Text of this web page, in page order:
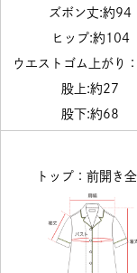
ズボン丈:約94
ヒップ:約104
ウエストゴム上がり
股上:約27
股下:約68
トップ：前開き